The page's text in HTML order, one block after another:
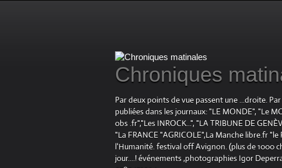
Chroniques
Par deux points de vue passent une ...droite.
publiées dans les journaux: "LE MONDE", "Le
obs .fr","Les INROCK...", "LA TRIBUNE DE
"La FRANCE "AGRICOLE",La Manche libre.fr
l'Humanité. festival off Avignon. (plus de 1000
jour....! événements ,photographies Igor